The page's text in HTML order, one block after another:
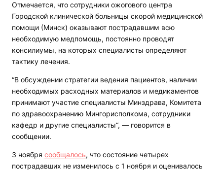
Отмечается, что сотрудники ожогового центра
Городской клинической больницы скорой медицинской
помощи (Минск) оказывают пострадавшим всю
необходимую медпомощь, постоянно проводят
консилиумы, на которых специалисты определяют
тактику лечения.
“В обсуждении стратегии ведения пациентов, наличии
необходимых расходных материалов и медикаментов
принимают участие специалисты Минздрава, Комитета
по здравоохранению Мингорисполкома, сотрудники
кафедр и другие специалисты“, — говорится в
сообщении.
3 ноября сообщалось, что состояние четырех
пострадавших не изменилось с 1 ноября и оценивалось